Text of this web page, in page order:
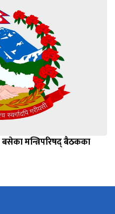
मन्त्रिपरिषद् बैठकका